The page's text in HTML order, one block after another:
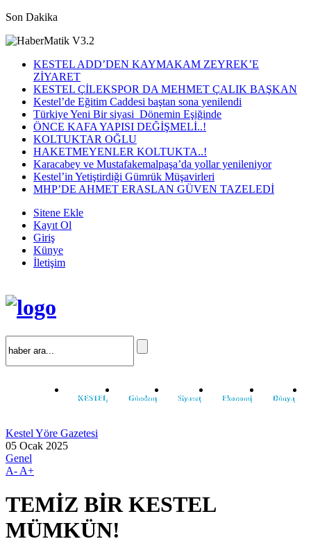
Son Dakika
KESTEL ADD’DEN KAYMAKAM ZEYREK’E
ZİYARET
KESTEL ÇİLEKSPOR DA MEHMET ÇALIK BAŞKAN
Kestel’de Eğitim Caddesi baştan sona yenilendi
Türkiye Yeni Bir siyasi Dönemin Eşiğinde
ÖNCE KAFA YAPISI DEĞİŞMELİ..!
KOLTUKTAR OĞLU
HAKETMEYENLER KOLTUKTA..!
Karacabey ve Mustafakemalpaşa’da yollar yenileniyor
Kestel’in Yetiştirdiği Gümrük Müşavirleri
MHP’DE AHMET ERASLAN GÜVEN TAZELEDİ
Sitene Ekle
Kayıt Ol
Giriş
Künye
İletişim
KESTEL Gündem Siyaset Ekonomi Dünya
Kestel Yöre Gazetesi
05 Ocak 2025
Genel
A- A+
TEMİZ BİR KESTEL
MÜMKÜN!